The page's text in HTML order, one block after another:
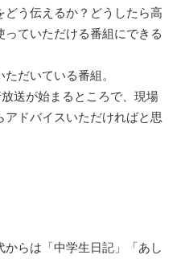
う伝えるか？どうしたら高
ていただける番組にできる
だいている番組。
送が始まるところで、現場
ドバイスいただければと思
らは「中学生日記」「あし